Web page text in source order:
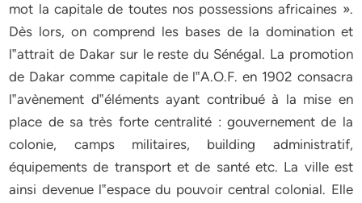
mot la capitale de toutes nos possessions africaines ».
Dès lors, on comprend les bases de la domination et
l‟attrait de Dakar sur le reste du Sénégal. La promotion
de Dakar comme capitale de l‟A.O.F. en 1902 consacra
l‟avènement d‟éléments ayant contribué à la mise en
place de sa très forte centralité : gouvernement de la
colonie, camps militaires, building administratif,
équipements de transport et de santé etc. La ville est
ainsi devenue l‟espace du pouvoir central colonial. Elle